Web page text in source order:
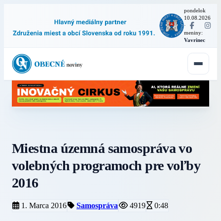
pondelok
10.08.2026
·
meniny:
Vavrinec
Miestna územná samospráva vo
volebných programoch pre voľby
2016
1. Marca 2016 Samospráva 4919 0:48